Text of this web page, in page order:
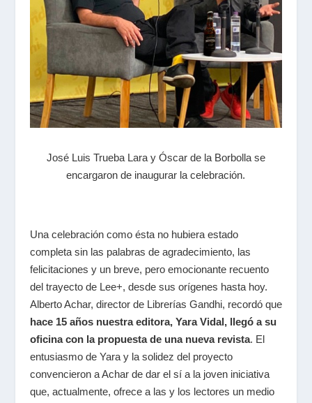
José Luis Trueba Lara y Óscar de la Borbolla se
encargaron de inaugurar la celebración.
Una celebración como ésta no hubiera estado
completa sin las palabras de agradecimiento, las
felicitaciones y un breve, pero emocionante recuento
del trayecto de Lee+, desde sus orígenes hasta hoy.
Alberto Achar, director de Librerías Gandhi, recordó que
hace 15 años nuestra editora, Yara Vidal, llegó a su
oficina con la propuesta de una nueva revista. El
entusiasmo de Yara y la solidez del proyecto
convencieron a Achar de dar el sí a la joven iniciativa
que, actualmente, ofrece a las y los lectores un medio